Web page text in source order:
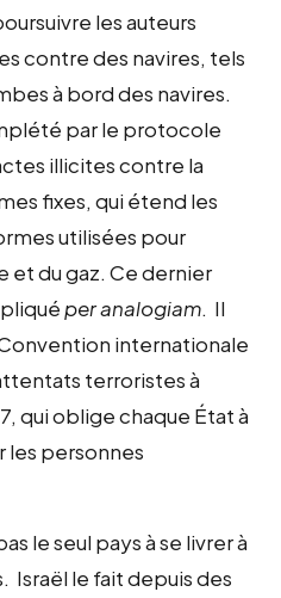
les auteurs
contre des navires, tels
à bord des navires.
par le protocole
illicites contre la
fixes, qui étend les
utilisées pour
et du gaz. Ce dernier
per analogiam. Il
internationale
terroristes à
qui oblige chaque État à
les personnes
le seul pays à se livrer à
Israël le fait depuis des